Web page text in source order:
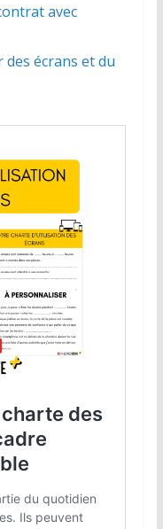
avec
écrans et du